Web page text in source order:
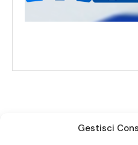
Gestisci